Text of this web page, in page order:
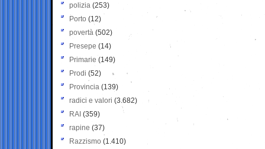
polizia (253)
Porto (12)
povertà (502)
Presepe (14)
Primarie (149)
Prodi (52)
Provincia (139)
radici e valori (3.682)
RAI (359)
rapine (37)
Razzismo (1.410)